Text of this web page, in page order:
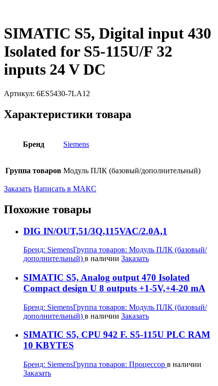
SIMATIC S5, Digital input 430
Isolated for S5-115U/F 32
inputs 24 V DC
Артикул: 6ES5430-7LA12
Характеристики товара
Бренд Siemens
Группа товаров Модуль ПЛК (базовый/дополнительный)
Заказать Написать в МАКС
Похожие товары
DIG IN/OUT,51/3Q,115VAC/2.0A,1
Бренд: SiemensГруппа товаров: Модуль ПЛК (базовый/
дополнительный) в наличии Заказать
SIMATIC S5, Analog output 470 Isolated
Compact design U 8 outputs +1-5V,+4-20 mA
Бренд: SiemensГруппа товаров: Модуль ПЛК (базовый/
дополнительный) в наличии Заказать
SIMATIC S5, CPU 942 F. S5-115U PLC RAM
10 KBYTES
Бренд: SiemensГруппа товаров: Процессор в наличии
Заказать